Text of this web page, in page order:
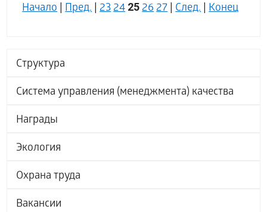
Структура
Система управления (менеджмента) качества
Награды
Экология
Охрана труда
Вакансии
Начало|Пред.|2324 25 2627|След.|Конец